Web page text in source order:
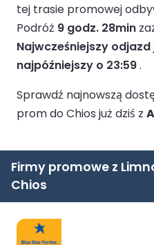
tej trasie promowej
Podróż 9 godz. 28min
Najwcześniejszy
najpóźniejszy o 23:59.
Sprawdź najnowszą
prom do Chios już dziś z
Firmy promowe z
Chios